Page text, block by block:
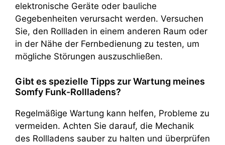
elektronische Geräte oder bauliche
Gegebenheiten verursacht werden. Versuchen
Sie, den Rollladen in einem anderen Raum oder
in der Nähe der Fernbedienung zu testen, um
mögliche Störungen auszuschließen.
Gibt es spezielle Tipps zur Wartung meines
Somfy Funk-Rollladens?
Regelmäßige Wartung kann helfen, Probleme zu
vermeiden. Achten Sie darauf, die Mechanik
des Rollladens sauber zu halten und überprüfen